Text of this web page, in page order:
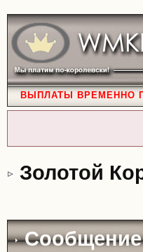
ВЫПЛАТЫ ВРЕМЕННО
Золотой